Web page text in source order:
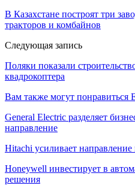
В Казахстане построят три
тракторов и комбайнов
Следующая запись
Поляки показали
квадрокоптера
Вам также могут понравиться
General Electric разделяет
направление
Hitachi усиливает
Honeywell инвестирует в
решения